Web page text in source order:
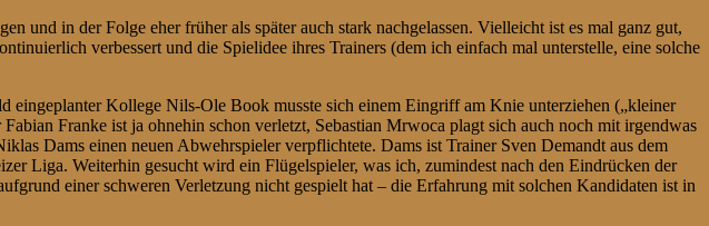
und in der Folge eher früher als später auch stark nachgelassen. Vielleicht ist es mal ganz gut,
verbessert und die Spielidee ihres Trainers (dem ich einfach mal unterstelle, eine solche
eingeplanter Kollege Nils-Ole Book musste sich einem Eingriff am Knie unterziehen („kleiner
Franke ist ja ohnehin schon verletzt, Sebastian Mrwoca plagt sich auch noch mit irgendwas
Dams einen neuen Abwehrspieler verpflichtete. Dams ist Trainer Sven Demandt aus dem
Liga. Weiterhin gesucht wird ein Flügelspieler, was ich, zumindest nach den Eindrücken der
einer schweren Verletzung nicht gespielt hat – die Erfahrung mit solchen Kandidaten ist in